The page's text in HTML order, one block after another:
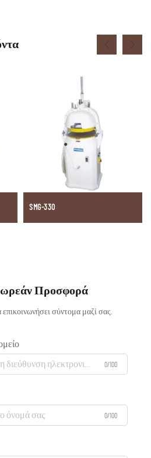
SMG-330
Προσφορά
σύντομα μαζί σας.
0/100
0/100